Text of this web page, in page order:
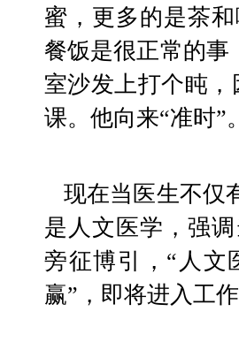
蜜，更多的是茶
餐饭是很正常的事
室沙发上打个盹
课。他向来“准时”。
是人文医学，强
旁征博引，“人文
赢”，即将进入工